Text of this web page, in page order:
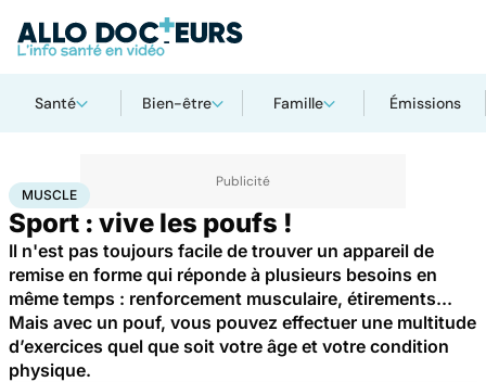
Santé Bien-être Famille Émissions
AccueilBien-être Muscle
MUSCLE
Sport : vive les poufs !
Il n'est pas toujours facile de trouver un appareil de
remise en forme qui réponde à plusieurs besoins en
même temps : renforcement musculaire, étirements...
Mais avec un pouf, vous pouvez effectuer une multitude
d’exercices quel que soit votre âge et votre condition
physique.